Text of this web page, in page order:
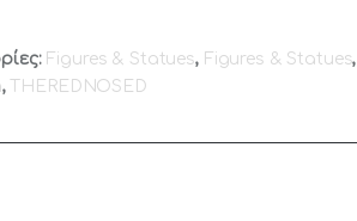
Figures & Statues, Figures & Statues,
, THEREDNOSED